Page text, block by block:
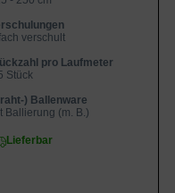
Schäden durch
SieTipps für die richtige
die Heckenpflanze
verschult
pro Laufmeter
Stück
) Ballenware
Ballierung (m. B.)
Lieferbar